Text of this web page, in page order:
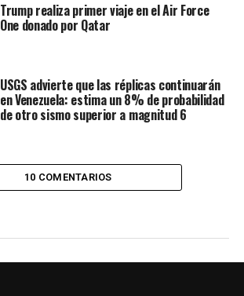
Trump realiza primer viaje en el Air Force
One donado por Qatar
USGS advierte que las réplicas continuarán
en Venezuela: estima un 8% de probabilidad
de otro sismo superior a magnitud 6
10 COMENTARIOS